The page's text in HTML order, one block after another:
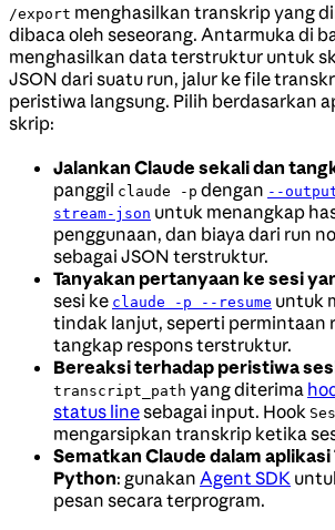
/export menghasilkan transkrip yang
dibaca oleh seseorang. Antarmuka di
menghasilkan data terstruktur untuk
JSON dari suatu run, jalur ke file
peristiwa langsung. Pilih berdasarkan
skrip:
Jalankan Claude sekali dan
panggil claude -p dengan --
stream-json untuk menangkap
penggunaan, dan biaya dari run
sebagai JSON terstruktur.
Tanyakan pertanyaan ke sesi
sesi ke claude -p --resume untuk
tindak lanjut, seperti permintaan
tangkap respons terstruktur.
Bereaksi terhadap peristiwa
transcript_path yang diterima
status linesebagai input. Hook
mengarsipkan transkrip ketika
Sematkan Claude dalam
Python: gunakan Agent SDK
pesan secara terprogram.